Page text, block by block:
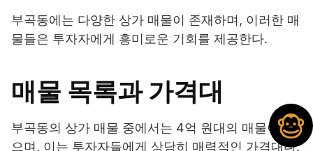
부곡동에는 다양한 상가 매물이 존재하며, 이러한 매
물들은 투자자에게 흥미로운 기회를 제공한다.
매물 목록과 가격대
부곡동의 상가 매물 중에서는 4억 원대의 매물이 많
으며, 이는 투자자들에게 상당히 매력적인 가격대다.